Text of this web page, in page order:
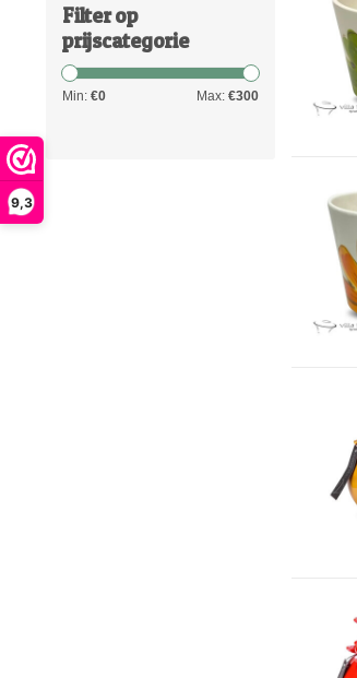
9,3
Filter op
prijscategorie
Min: €0 Max: €300